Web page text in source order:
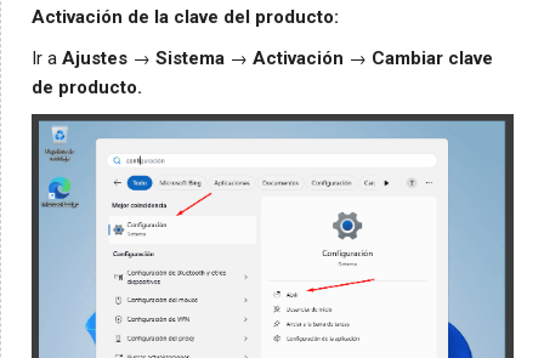
Activación de la clave del producto:
Ir a Ajustes → Sistema → Activación → Cambiar clave
de producto.